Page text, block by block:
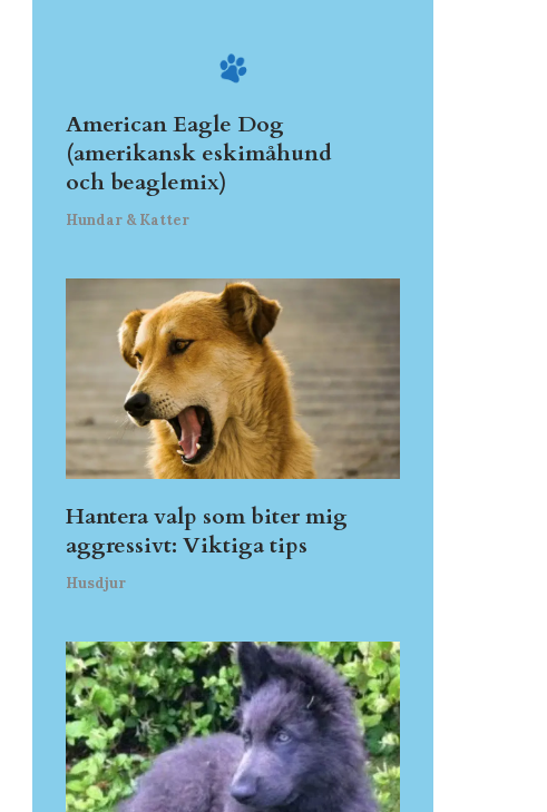
American Eagle Dog
(amerikansk eskimåhund
och beaglemix)
Hundar & Katter
Hantera valp som biter mig
aggressivt: Viktiga tips
Husdjur